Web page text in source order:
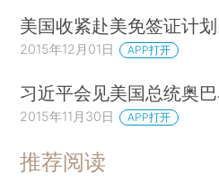
美国收紧赴美免签证计
2015年12月01日 APP打开
习近平会见美国总统奥
2015年11月30日 APP打开
推荐阅读